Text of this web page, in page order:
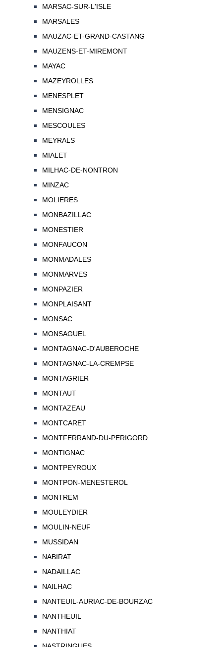
MARSAC-SUR-L'ISLE
MARSALES
MAUZAC-ET-GRAND-CASTANG
MAUZENS-ET-MIREMONT
MAYAC
MAZEYROLLES
MENESPLET
MENSIGNAC
MESCOULES
MEYRALS
MIALET
MILHAC-DE-NONTRON
MINZAC
MOLIERES
MONBAZILLAC
MONESTIER
MONFAUCON
MONMADALES
MONMARVES
MONPAZIER
MONPLAISANT
MONSAC
MONSAGUEL
MONTAGNAC-D'AUBEROCHE
MONTAGNAC-LA-CREMPSE
MONTAGRIER
MONTAUT
MONTAZEAU
MONTCARET
MONTFERRAND-DU-PERIGORD
MONTIGNAC
MONTPEYROUX
MONTPON-MENESTEROL
MONTREM
MOULEYDIER
MOULIN-NEUF
MUSSIDAN
NABIRAT
NADAILLAC
NAILHAC
NANTEUIL-AURIAC-DE-BOURZAC
NANTHEUIL
NANTHIAT